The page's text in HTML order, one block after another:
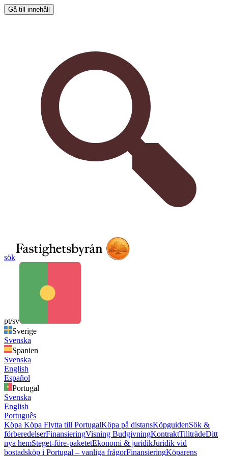
Gå till innehåll
sök
pt/sv
Sverige
Svenska
Spanien
Svenska
English
Español
Portugal
Svenska
English
Português
Köpa Köpa Flytta till PortugalKöpa på distansKöpguidenSök &
förberedelserFinansieringVisning BudgivningKontraktTillträdeDitt
nya hemSteget-före-paketetEkonomi & juridikJuridik vid
bostadsköp i Portugal – vanliga frågorFinansieringKöparens